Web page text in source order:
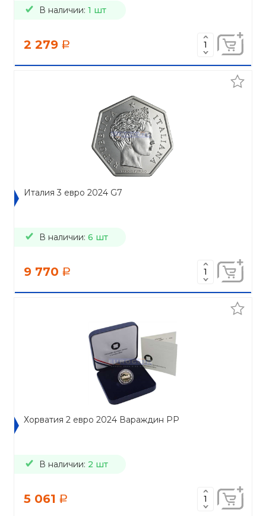
В наличии: 1 шт
2 279 a
Италия 3 евро 2024 G7
В наличии: 6 шт
9 770 a
Хорватия 2 евро 2024 Вараждин PP
В наличии: 2 шт
5 061 a